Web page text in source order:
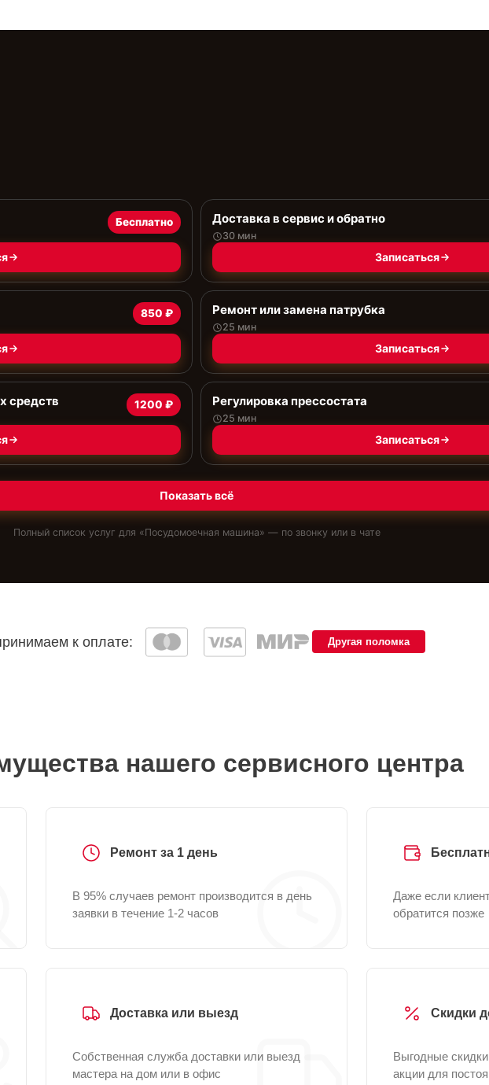
Бесплатно Доставка в сервис и обратно
30 мин
Записаться
850 ₽ Ремонт или замена патрубка
25 мин
Записаться
средств 1200 ₽ Регулировка прессостата
25 мин
Записаться
Показать всё
Полный список услуг для «Посудомоечная машина» — по звонку или в чате
к оплате: Другая поломка
нашего сервисного центра
Ремонт за 1 день
В 95% случаев ремонт производится в день
заявки в течение 1-2 часов
Даже если
обратится позже
Доставка или выезд
Собственная служба доставки или выезд
мастера на дом или в офис
Скидки
Выгодные
акции для